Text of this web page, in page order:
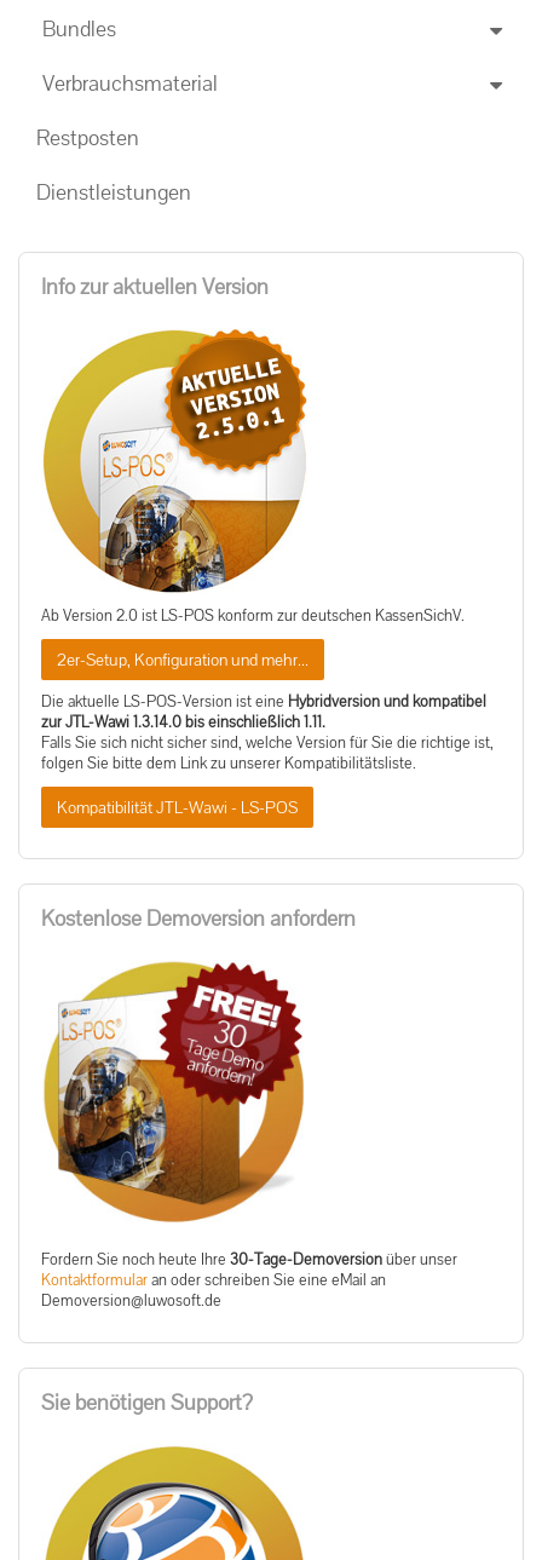
Bundles
Verbrauchsmaterial
Restposten
Dienstleistungen
Info zur aktuellen Version
Ab Version 2.0 ist LS-POS konform zur deutschen KassenSichV.
2er-Setup, Konfiguration und mehr...
Die aktuelle LS-POS-Version ist eine Hybridversion und kompatibel
zur JTL-Wawi 1.3.14.0 bis einschließlich 1.11.
Falls Sie sich nicht sicher sind, welche Version für Sie die richtige ist,
folgen Sie bitte dem Link zu unserer Kompatibilitätsliste.
Kompatibilität JTL-Wawi - LS-POS
Kostenlose Demoversion anfordern
Fordern Sie noch heute Ihre 30-Tage-Demoversionüber unser
Kontaktformularan oder schreiben Sie eine eMail an
ed.tfosowul@noisrevomeD
Sie benötigen Support?